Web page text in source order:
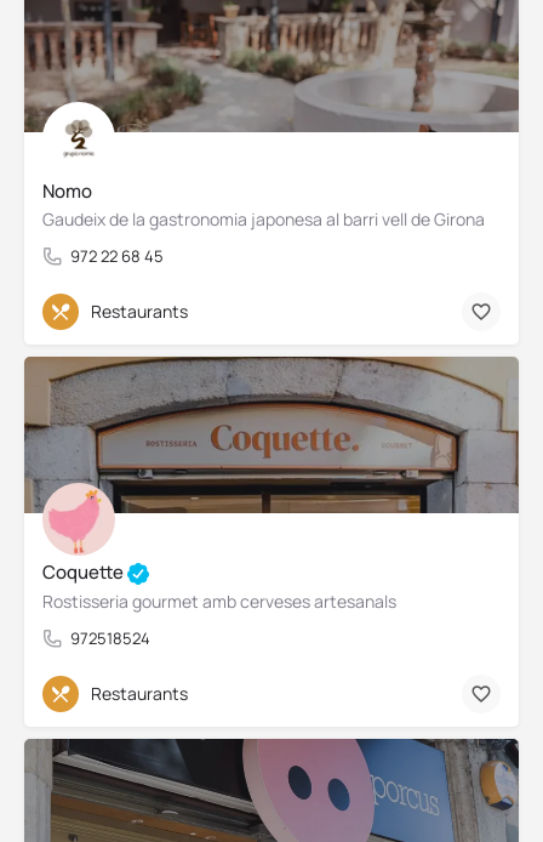
Nomo
Gaudeix de la gastronomia japonesa al barri vell de Girona
972 22 68 45
Restaurants
Coquette
Rostisseria gourmet amb cerveses artesanals
972518524
Restaurants